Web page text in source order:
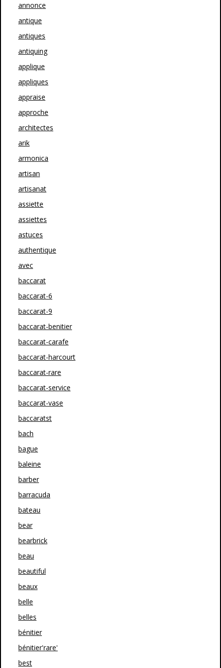
annonce
antique
antiques
antiquing
applique
appliques
appraise
approche
architectes
arik
armonica
artisan
artisanat
assiette
assiettes
astuces
authentique
avec
baccarat
baccarat-6
baccarat-9
baccarat-benitier
baccarat-carafe
baccarat-harcourt
baccarat-rare
baccarat-service
baccarat-vase
baccaratst
bach
bague
baleine
barber
barracuda
bateau
bear
bearbrick
beau
beautiful
beaux
belle
belles
bénitier
bénitier'rare'
best